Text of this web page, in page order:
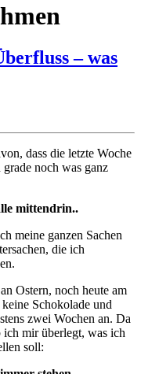
– was
dass die letzte Woche
noch was ganz
mittendrin..
meine ganzen Sachen
die ich
Ostern, noch heute am
Schokolade und
zwei Wochen an. Da
mir überlegt, was ich
soll: